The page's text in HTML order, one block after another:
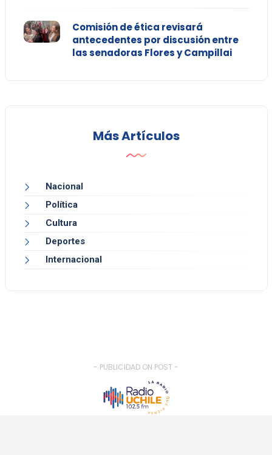
Comisión de ética revisará
antecedentes por discusión entre
las senadoras Flores y Campillai
Más Artículos
Nacional
Política
Cultura
Deportes
Internacional
- PUBLICIDAD ON POST -